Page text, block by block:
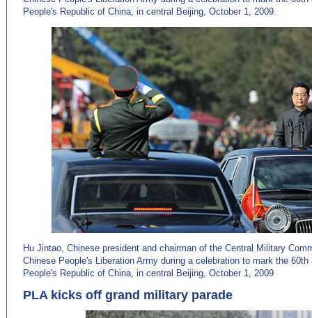
People's Republic of China, in central Beijing, October 1, 2009.
Hu Jintao, Chinese president and chairman of the Central Military
Chinese People's Liberation Army during a celebration to mark the
People's Republic of China, in central Beijing, October 1, 2009
PLA kicks off grand military parade